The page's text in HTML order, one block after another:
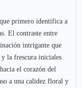
primero identifica a
El contraste entre
intrigante que
la frescura iniciales
el corazón del
a una calidez floral y